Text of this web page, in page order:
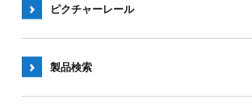
ピクチャーレール
製品検索